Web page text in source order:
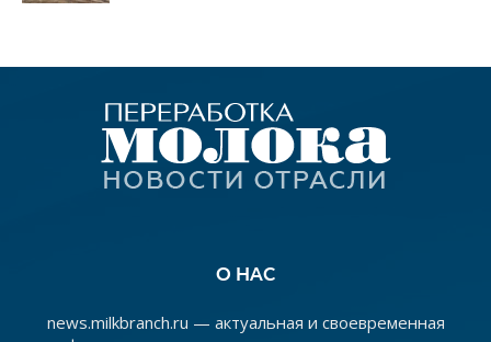
О НАС
news.milkbranch.ru — актуальная и своевременная